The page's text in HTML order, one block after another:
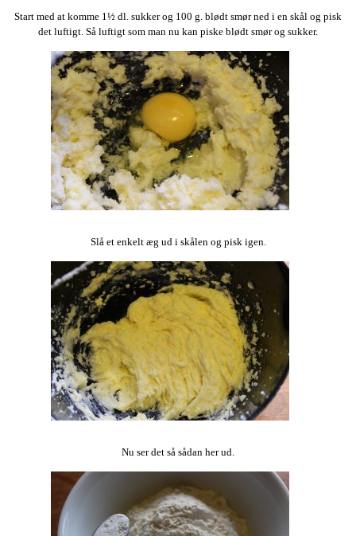
Start med at komme 1½ dl. sukker og 100 g. blødt smør ned i en skål og pisk
det luftigt. Så luftigt som man nu kan piske blødt smør og sukker.
Slå et enkelt æg ud i skålen og pisk igen.
Nu ser det så sådan her ud.